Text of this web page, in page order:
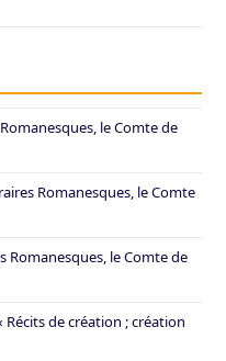
le Comte de
Romanesques, le Comte
Romanesques, le Comte de
Récits de création ; création